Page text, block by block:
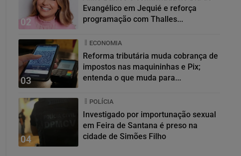
02
Evangélico em Jequié e reforça
programação com Thalles...
03
ECONOMIA
Reforma tributária muda cobrança de
impostos nas maquininhas e Pix;
entenda o que muda para...
04
POLÍCIA
Investigado por importunação sexual
em Feira de Santana é preso na
cidade de Simões Filho